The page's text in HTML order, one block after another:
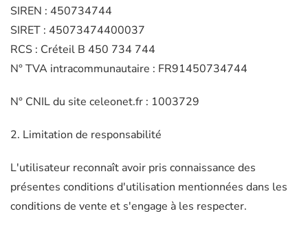
SIREN : 450734744
SIRET : 45073474400037
RCS : Créteil B 450 734 744
N° TVA intracommunautaire : FR91450734744
N° CNIL du site celeonet.fr : 1003729
2. Limitation de responsabilité
L'utilisateur reconnaît avoir pris connaissance des
présentes conditions d'utilisation mentionnées dans les
conditions de vente et s'engage à les respecter.